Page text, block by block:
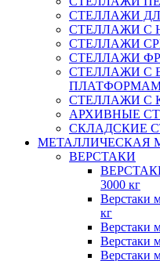
СТЕЛЛАЖИ
СТЕЛЛАЖИ С
СТЕЛЛАЖИ
СТЕЛЛАЖИ
СТЕЛЛАЖИ С
СТЕЛЛАЖИ С
АРХИВНЫЕ
СКЛАДСКИЕ
МЕТАЛЛИЧЕСКАЯ
ВЕРСТАКИ
ВЕРСТАКИ
3000 кг
Верстаки
кг
Верстаки
Верстаки
Верстаки